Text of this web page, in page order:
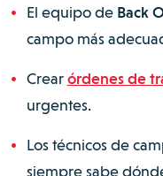
El equipo de Back
campo más
Crearórdenes de
urgentes.
Los técnicos de
siempre sabe